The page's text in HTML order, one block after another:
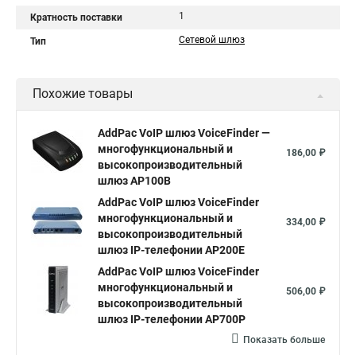
Кратность поставки 1
Тип Сетевой шлюз
Похожие товары
AddPac VoIP шлюз VoiceFinder —
многофункциональный и
высокопроизводительный
шлюз AP100B
186,00 ₽
AddPac VoIP шлюз VoiceFinder
многофункциональный и
высокопроизводительный
шлюз IP-телефонии AP200E
334,00 ₽
AddPac VoIP шлюз VoiceFinder
многофункциональный и
высокопроизводительный
шлюз IP-телефонии AP700P
506,00 ₽
Показать больше